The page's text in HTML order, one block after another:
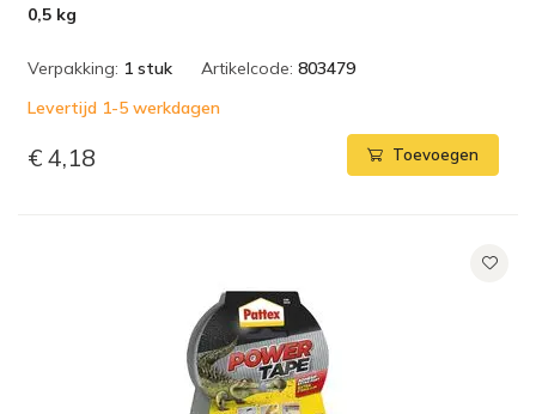
0,5 kg
Verpakking: 1 stuk Artikelcode: 803479
Levertijd 1-5 werkdagen
€ 4,18 Toevoegen